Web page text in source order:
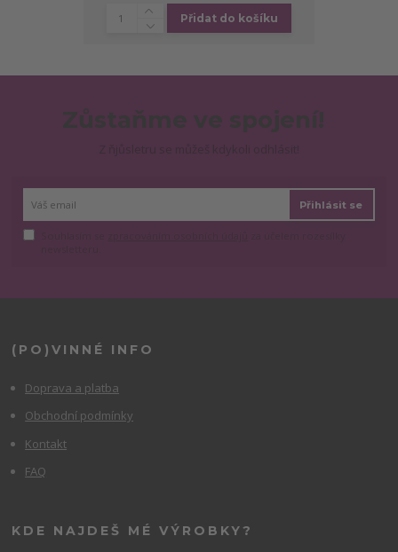
Přidat do košíku
Přihlásit se
(PO)VINNÉ INFO
Doprava a platba
Obchodní podmínky
Kontakt
FAQ
KDE NAJDEŠ MÉ VÝROBKY?